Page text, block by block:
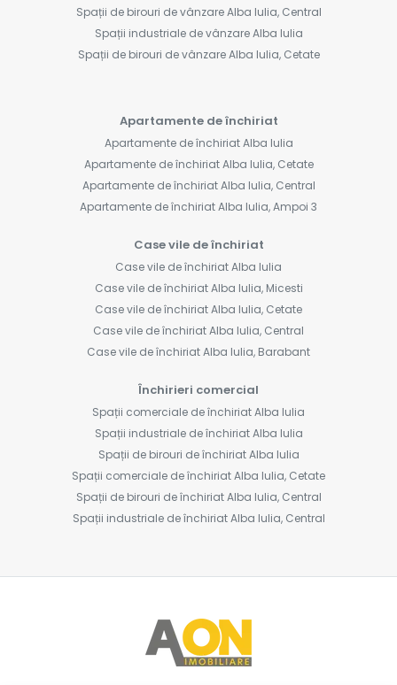
Spații de birouri de vânzare Alba Iulia, Central
Spații industriale de vânzare Alba Iulia
Spații de birouri de vânzare Alba Iulia, Cetate
Apartamente de închiriat
Apartamente de închiriat Alba Iulia
Apartamente de închiriat Alba Iulia, Cetate
Apartamente de închiriat Alba Iulia, Central
Apartamente de închiriat Alba Iulia, Ampoi 3
Case vile de închiriat
Case vile de închiriat Alba Iulia
Case vile de închiriat Alba Iulia, Micesti
Case vile de închiriat Alba Iulia, Cetate
Case vile de închiriat Alba Iulia, Central
Case vile de închiriat Alba Iulia, Barabant
Închirieri comercial
Spații comerciale de închiriat Alba Iulia
Spații industriale de închiriat Alba Iulia
Spații de birouri de închiriat Alba Iulia
Spații comerciale de închiriat Alba Iulia, Cetate
Spații de birouri de închiriat Alba Iulia, Central
Spații industriale de închiriat Alba Iulia, Central